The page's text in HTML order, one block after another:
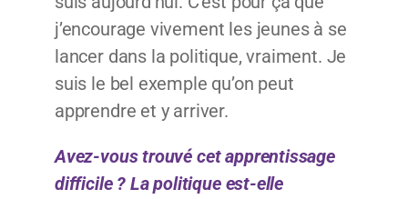
j’encourage vivement les jeunes à se
lancer dans la politique, vraiment. Je
suis le bel exemple qu’on peut
apprendre et y arriver.
Avez-vous trouvé cet apprentissage
difficile ? La politique est-elle